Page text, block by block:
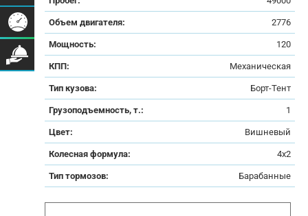
Объем двигателя: 2776
Мощность: 120
КПП: Механическая
Тип кузова: Борт-Тент
Грузоподъемность, т.: 1
Цвет: Вишневый
Колесная формула: 4x2
Тип тормозов: Барабанные